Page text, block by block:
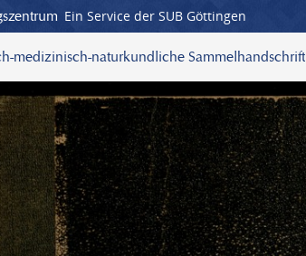
Ein Service der SUB Göttingen
medizinisch-naturkundliche Sammelhandschrift